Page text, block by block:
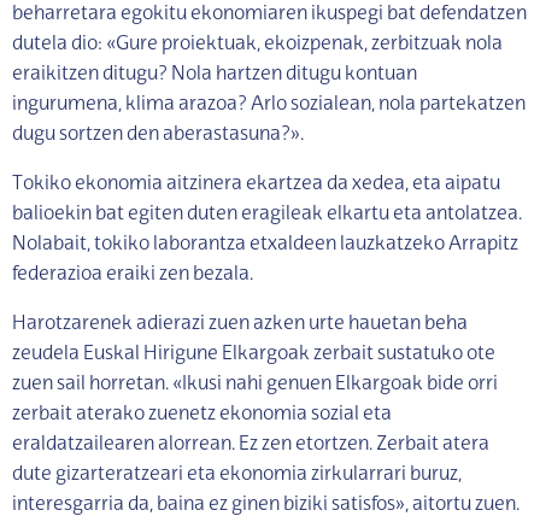
beharretara egokitu ekonomiaren ikuspegi bat defendatzen
dutela dio: «Gure proiektuak, ekoizpenak, zerbitzuak nola
eraikitzen ditugu? Nola hartzen ditugu kontuan
ingurumena, klima arazoa? Arlo sozialean, nola partekatzen
dugu sortzen den aberastasuna?».
Tokiko ekonomia aitzinera ekartzea da xedea, eta aipatu
balioekin bat egiten duten eragileak elkartu eta antolatzea.
Nolabait, tokiko laborantza etxaldeen lauzkatzeko Arrapitz
federazioa eraiki zen bezala.
Harotzarenek adierazi zuen azken urte hauetan beha
zeudela Euskal Hirigune Elkargoak zerbait sustatuko ote
zuen sail horretan. «Ikusi nahi genuen Elkargoak bide orri
zerbait aterako zuenetz ekonomia sozial eta
eraldatzailearen alorrean. Ez zen etortzen. Zerbait atera
dute gizarteratzeari eta ekonomia zirkularrari buruz,
interesgarria da, baina ez ginen biziki satisfos», aitortu zuen.